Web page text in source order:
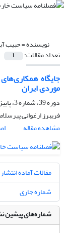
نویسنده =حبیب
تعداد مقالات: 1
جایگاه
موردی ایران
دوره 39، شماره 3، پاییز 1404، صفحه
فریبرز ارغوانی
مشاهده مقاله
مقالات آماده انتشار
شماره جاری
شماره‌های پیشین